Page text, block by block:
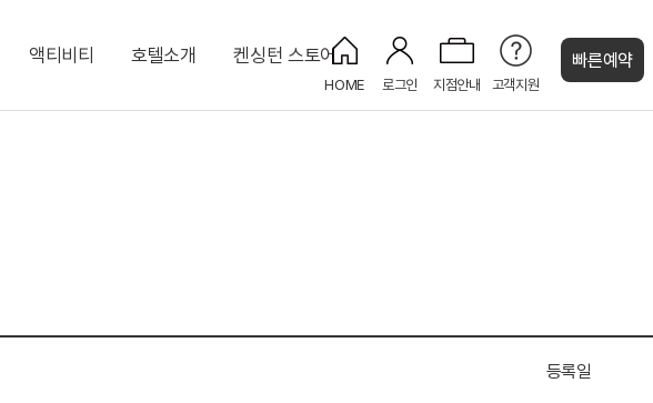
켄싱턴 바우처 켄싱턴 캐시
액티비티 호텔소개 켄싱턴 스토어
HOME 로그인 지점안내 고객지원
빠른예약
등록일